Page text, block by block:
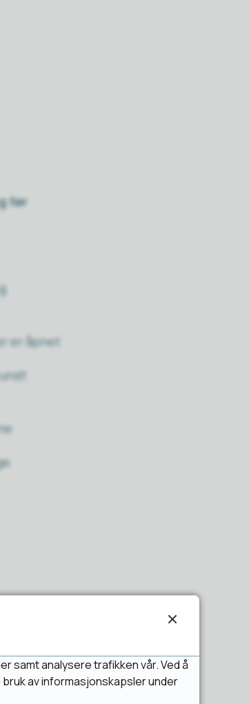
før
er åpnet
samt analysere trafikken vår. Ved å
av informasjonskapsler under